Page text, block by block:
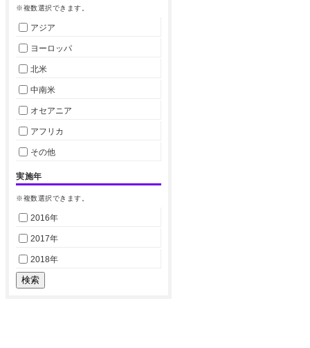
※複数選択できます。
アジア
ヨーロッパ
北米
中南米
オセアニア
アフリカ
その他
実施年
※複数選択できます。
2016年
2017年
2018年